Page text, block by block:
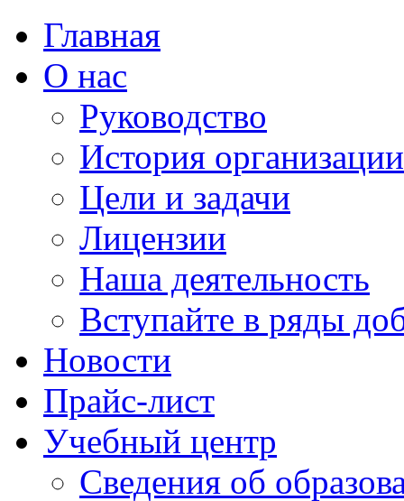
Главная
О нас
Руководство
История организации
Цели и задачи
Лицензии
Наша деятельность
Вступайте в ряды
Новости
Прайс-лист
Учебный центр
Сведения об